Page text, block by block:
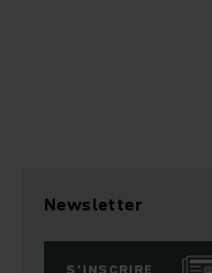
Newsletter